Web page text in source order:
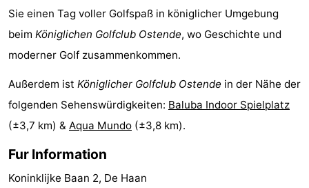
-
Schwimmbader
-
Radfahren
-
Wandern
Reiten
-
Golfplatze
-
Sie einen Tag voller Golfspaß in königlicher Umgebung
beim Königlichen Golfclub Ostende, wo Geschichte und
moderner Golf zusammenkommen.
Außerdem ist Königlicher Golfclub Ostende in der Nähe der
folgenden Sehenswürdigkeiten: Baluba Indoor Spielplatz
(±3,7 km) & Aqua Mundo (±3,8 km).
Fur Information
Koninklijke Baan 2, De Haan